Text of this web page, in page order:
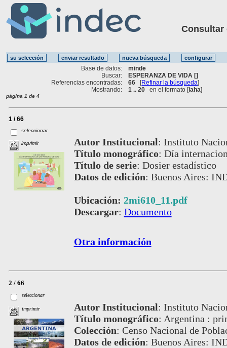
Consultar
Base de datos:
minde
Buscar:
ESPERANZA DE VIDA []
Referencias encontradas:
66 [Refinar la búsqueda]
Mostrando:
1 .. 20 en el formato [iaha]
página 1 de 4
1 / 66
seleccionar
imprimir Autor Institucional: Instituto
Título monográfico: Día
Título de serie: Dosier estadístico
Datos de edición: Buenos Aires:
Ubicación: 2mi610_11.pdf
Descargar: Documento
Otra información
2 / 66
seleccionar
imprimir Autor Institucional: Instituto
Título monográfico: Argentina :
Colección: Censo Nacional de
Datos de edición: Buenos Aires: